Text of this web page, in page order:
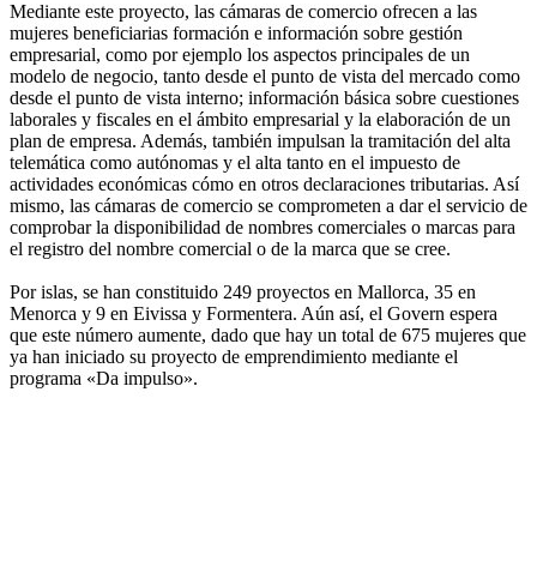
Mediante este proyecto, las cámaras de comercio ofrecen a las
mujeres beneficiarias formación e información sobre gestión
empresarial, como por ejemplo los aspectos principales de un
modelo de negocio, tanto desde el punto de vista del mercado como
desde el punto de vista interno; información básica sobre cuestiones
laborales y fiscales en el ámbito empresarial y la elaboración de un
plan de empresa. Además, también impulsan la tramitación del alta
telemática como autónomas y el alta tanto en el impuesto de
actividades económicas cómo en otros declaraciones tributarias. Así
mismo, las cámaras de comercio se comprometen a dar el servicio de
comprobar la disponibilidad de nombres comerciales o marcas para
el registro del nombre comercial o de la marca que se cree.
Por islas, se han constituido 249 proyectos en Mallorca, 35 en
Menorca y 9 en Eivissa y Formentera. Aún así, el Govern espera
que este número aumente, dado que hay un total de 675 mujeres que
ya han iniciado su proyecto de emprendimiento mediante el
programa «Da impulso».